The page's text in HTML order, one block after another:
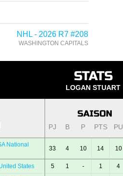
NHL - 2026 R7 #208
WASHINGTON CAPITALS
STATS
LOGAN STUART
SAISON
PJ B P PTS PU
National
33 4 10 14 10
States 5 1 - 1 4